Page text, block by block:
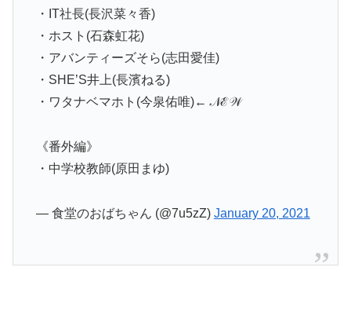
・IT社長(長沢菜々香)
・ホスト(石森虹花)
・アバンティーズそら(志田愛佳)
・SHE’S井上(長濱ねる)
・ワタナベマホト(今泉佑唯)← 𝒩ℰ𝒲
《番外編》
・中学校教師(原田まゆ)
— 食堂のおばちゃん (@7u5zZ) January 20, 2021